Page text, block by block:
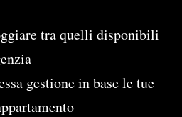
tra quelli disponibili
gestione in base le tue